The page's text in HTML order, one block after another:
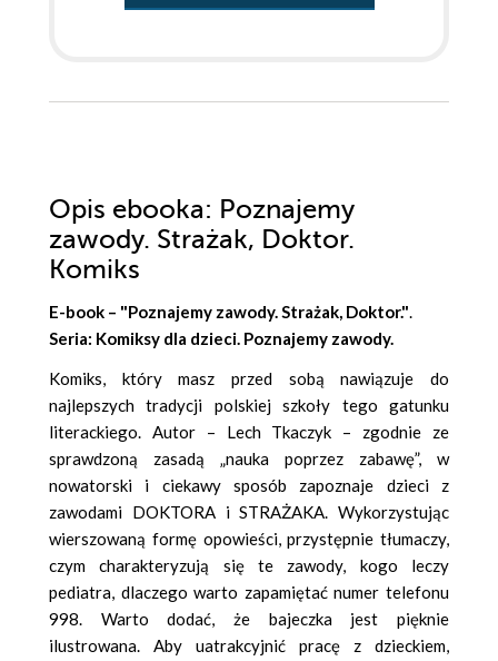
Opis ebooka: Poznajemy
zawody. Strażak, Doktor.
Komiks
E-book – "Poznajemy zawody. Strażak, Doktor.".
Seria: Komiksy dla dzieci. Poznajemy zawody.
Komiks, który masz przed sobą nawiązuje do
najlepszych tradycji polskiej szkoły tego gatunku
literackiego. Autor – Lech Tkaczyk – zgodnie ze
sprawdzoną zasadą „nauka poprzez zabawę”, w
nowatorski i ciekawy sposób zapoznaje dzieci z
zawodami DOKTORA i STRAŻAKA. Wykorzystując
wierszowaną formę opowieści, przystępnie tłumaczy,
czym charakteryzują się te zawody, kogo leczy
pediatra, dlaczego warto zapamiętać numer telefonu
998. Warto dodać, że bajeczka jest pięknie
ilustrowana. Aby uatrakcyjnić pracę z dzieckiem,